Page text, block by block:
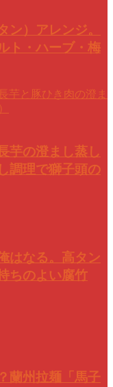
ン）アレンジ。
ト・ハーブ・梅
芋の澄まし蒸し
調理で獅子頭の
はなる。高タン
ちのよい腐竹
蘭州拉麺「馬子